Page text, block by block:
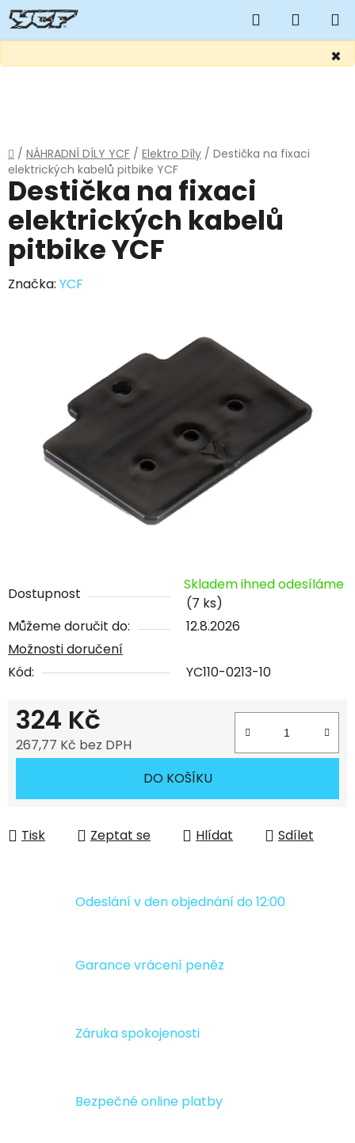
×
Hledat
KOŠÍK
Domů
/ NÁHRADNÍ DÍLY YCF / Elektro Díly / Destička na fixaci
elektrických kabelů pitbike YCF
Dostupnost
Skladem ihned odesíláme
(7 ks)
Můžeme doručit do:
12.8.2026
Možnosti doručení
Kód:
YC110-0213-10
324 Kč
267,77 Kč bez DPH
DO KOŠÍKU
Tisk Zeptat se Hlídat Sdílet
Destička na fixaci
elektrických kabelů
pitbike YCF
Značka: YCF
Odeslání v den objednání do 12:00
Garance vrácení peněz
Záruka spokojenosti
Bezpečné online platby